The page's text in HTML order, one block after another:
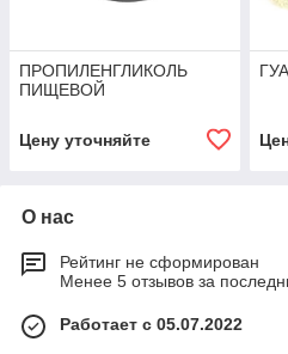
ПРОПИЛЕНГЛИКОЛЬ
ПИЩЕВОЙ
Цену уточняйте
О нас
Рейтинг не сформирован
Менее 5 отзывов за
Работает с 05.07.2022